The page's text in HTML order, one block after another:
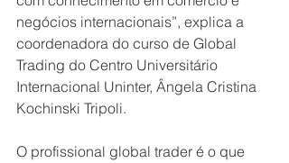
negócios internacionais”, explica a
coordenadora do curso de Global
Trading do Centro Universitário
Internacional Uninter, Ângela Cristina
Kochinski Tripoli.
O profissional global trader é o que